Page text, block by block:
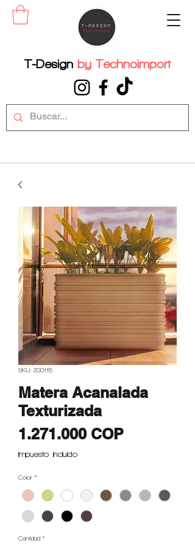
T-Design by Technoimport
SKU: 200115
Matera Acanalada
Texturizada
1.271.000 COPPrecio
Impuesto incluido
Color *
Cantidad *